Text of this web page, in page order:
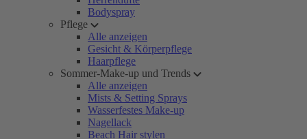
Bodyspray
Pflege
Alle anzeigen
Gesicht & Körperpflege
Haarpflege
Sommer-Make-up und Trends
Alle anzeigen
Mists & Setting Sprays
Wasserfestes Make-up
Nagellack
Beach Hair stylen